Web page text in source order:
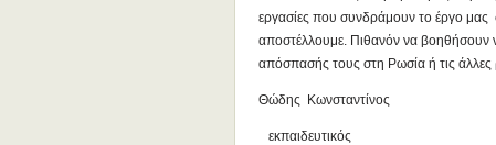
εργασίες που συνδράμουν το έργο
αποστέλλουμε. Πιθανόν να βοηθήσουν
απόσπασής τους στη Ρωσία ή τις
Θώδης Κωνσταντίνος
εκπαιδευτικός